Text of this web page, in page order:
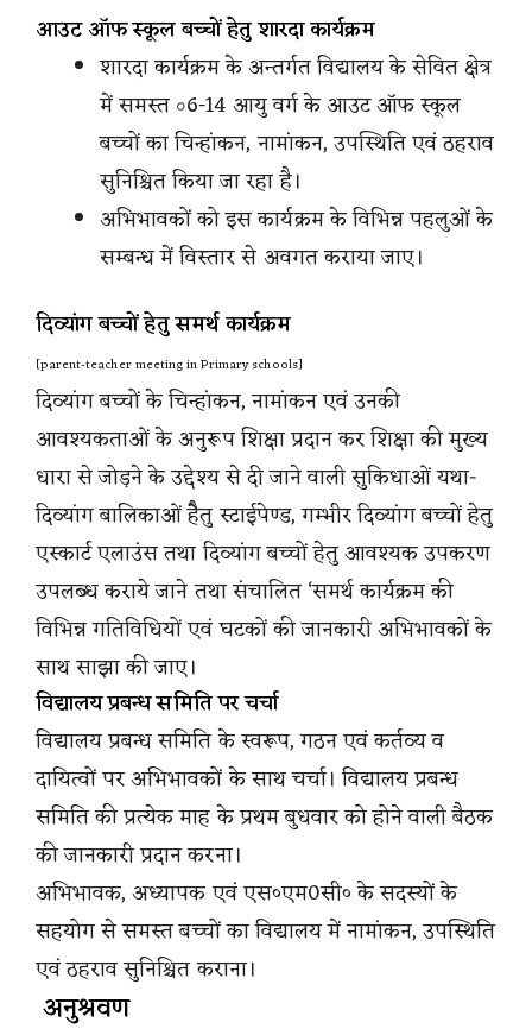
आउट ऑफ स्कूल बच्चों हेतु शारदा कार्यक्रम
शारदा कार्यक्रम के अन्तर्गत विद्यालय के सेवित क्षेत्र
में समस्त ০6-14 आयु वर्ग के आउट ऑफ स्कूल
बच्चों का चिन्हांकन, नामांकन, उपस्थिति एवं ठहराव
सुनिश्चित किया जा रहा है।
अभिभावकों को इस कार्यक्रम के विभिन्न पहलुओं के
सम्बन्ध में विस्तार से अवगत कराया जाए।
दिव्यांग बच्चों हेतु समर्थ कार्यक्रम
[parent-teacher meeting in Primary schools]
दिव्यांग बच्चों के चिन्हांकन, नामांकन एवं उनकी
आवश्यकताओं के अनुरूप शिक्षा प्रदान कर शिक्षा की मुख्य
धारा से जोड़ने के उद्देश्य से दी जाने वाली सुकिधाओं यथा-
दिव्यांग बालिकाओं हैेतु स्टाईपेण्ड, गम्भीर दिव्यांग बच्चों हेतु
एस्कार्ट एलाउंस तथा दिव्यांग बच्चों हेतु आवश्यक उपकरण
उपलब्ध कराये जाने तथा संचालित ‘समर्थ कार्यक्रम की
विभिन्न गतिविधियों एवं घटकों की जानकारी अभिभावकों के
साथ साझा की जाए।
विद्यालय प्रबन्ध समिति पर चर्चा
विद्यालय प्रबन्ध समिति के स्वरूप, गठन एवं कर्तव्य व
दायित्वों पर अभिभावकों के साथ चर्चा। विद्यालय प्रबन्ध
समिति की प्रत्येक माह के प्रथम बुधवार को होने वाली बैठक
की जानकारी प्रदान करना।
अभिभावक, अध्यापक एवं एस०एम0सी० के सदस्यों के
सहयोग से समस्त बच्चों का विद्यालय में नामांकन, उपस्थिति
एवं ठहराव सुनिश्चित कराना।
अनुश्रवण